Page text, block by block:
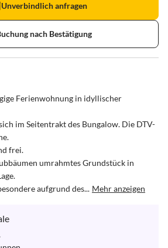
Unverbindlich anfragen
nach Bestätigung
Ferienwohnung in idyllischer
im Seitentrakt des Bungalow. Die DTV-
frei.
umrahmtes Grundstück in
aufgrund des... Mehr anzeigen